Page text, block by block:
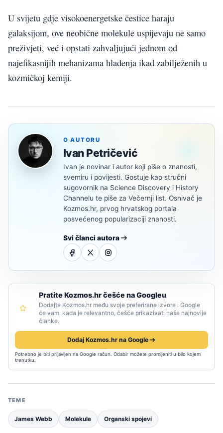
U svijetu gdje visokoenergetske čestice haraju
galaksijom, ove neobične molekule uspijevaju ne samo
preživjeti, već i opstati zahvaljujući jednom od
najefikasnijih mehanizama hlađenja ikad zabilježenih u
kozmičkoj kemiji.
O AUTORU
Ivan Petričević
Ivan je novinar i autor koji piše o znanosti,
svemiru i povijesti. Gostuje kao stručni
sugovornik na Science Discovery i History
Channelu te piše za Večernji list. Osnivač je
Kozmos.hr, prvog hrvatskog portala
posvećenog popularizaciji znanosti.
Svi članci autora
Pratite Kozmos.hr češće na Googleu
Dodajte Kozmos.hr među svoje preferirane izvore i Google
će vam, kada je relevantno, češće prikazivati naše najnovije
članke.
Dodaj Kozmos.hr na Google
Potrebno je biti prijavljen na Google račun. Odabir možete promijeniti u bilo kojem
trenutku.
TEME
James Webb Molekule Organski spojevi